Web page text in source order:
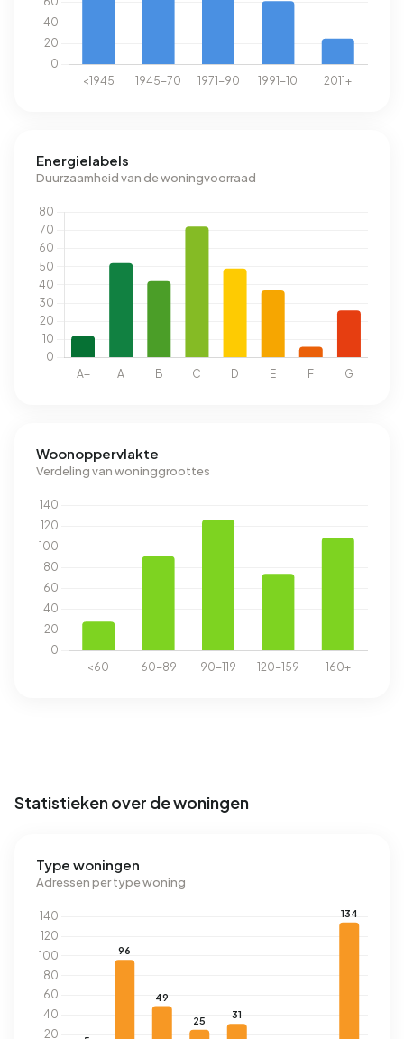
Energielabels
Duurzaamheid van de woningvoorraad
Woonoppervlakte
Verdeling van woninggroottes
Statistieken over de woningen
Type woningen
Adressen per type woning